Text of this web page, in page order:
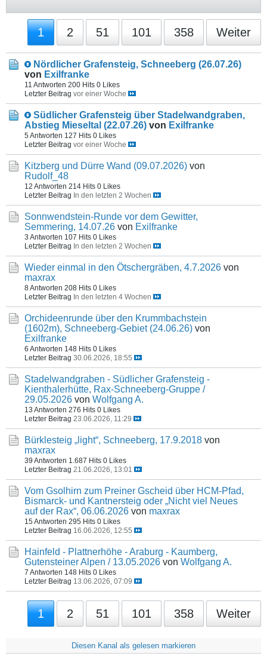
1 2 51 101 358 Weiter
Nördlicher Grafensteig, Schneeberg (26.07.26)
von Exilfranke
11 Antworten 200 Hits 0 Likes
Letzter Beitrag vor einer Woche
Südlicher Grafensteig über Stadelwandgraben,
Abstieg Mieseltal (22.07.26) von Exilfranke
5 Antworten 127 Hits 0 Likes
Letzter Beitrag vor einer Woche
Kitzberg und Dürre Wand (09.07.2026) von
Rudolf_48
12 Antworten 214 Hits 0 Likes
Letzter Beitrag In den letzten 2 Wochen
Sonnwendstein-Runde vor dem Gewitter,
Semmering, 14.07.26 von Exilfranke
3 Antworten 107 Hits 0 Likes
Letzter Beitrag In den letzten 2 Wochen
Wieder einmal in den Ötschergräben, 4.7.2026 von
maxrax
8 Antworten 208 Hits 0 Likes
Letzter Beitrag In den letzten 4 Wochen
Orchideenrunde über den Krummbachstein
(1602m), Schneeberg-Gebiet (24.06.26) von
Exilfranke
6 Antworten 148 Hits 0 Likes
Letzter Beitrag 30.06.2026, 18:55
Stadelwandgraben - Südlicher Grafensteig -
Kienthalerhütte, Rax-Schneeberg-Gruppe /
29.05.2026 von Wolfgang A.
13 Antworten 276 Hits 0 Likes
Letzter Beitrag 23.06.2026, 11:29
Bürklesteig „light“, Schneeberg, 17.9.2018 von
maxrax
39 Antworten 1.687 Hits 0 Likes
Letzter Beitrag 21.06.2026, 13:01
Vom Gsolhirn zum Preiner Gscheid über HCM-Pfad,
Bismarck- und Kantnersteig oder „Nicht viel Neues
auf der Rax“, 06.06.2026 von maxrax
15 Antworten 295 Hits 0 Likes
Letzter Beitrag 16.06.2026, 12:55
Hainfeld - Plattnerhöhe - Araburg - Kaumberg,
Gutensteiner Alpen / 13.05.2026 von Wolfgang A.
7 Antworten 148 Hits 0 Likes
Letzter Beitrag 13.06.2026, 07:09
1 2 51 101 358 Weiter
Diesen Kanal als gelesen markieren